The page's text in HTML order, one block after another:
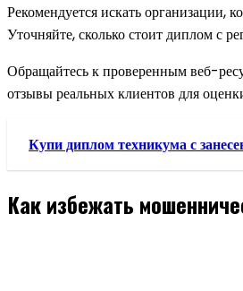
Рекомендуется искать
Уточняйте, сколько стоит диплом с
Обращайтесь к проверенным веб-
отзывы реальных клиентов для
Купи диплом техникума с
Как избежать